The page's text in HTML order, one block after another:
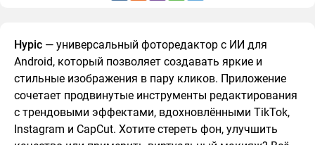
Hypic — универсальный фоторедактор с ИИ для
Android, который позволяет создавать яркие и
стильные изображения в пару кликов. Приложение
сочетает продвинутые инструменты редактирования
с трендовыми эффектами, вдохновлёнными TikTok,
Instagram и CapCut. Хотите стереть фон, улучшить